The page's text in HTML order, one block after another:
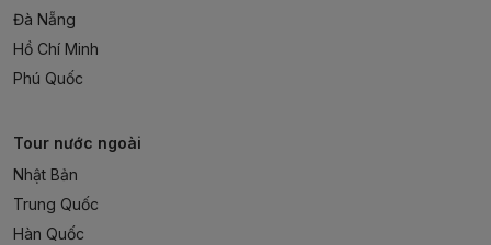
Đà Nẵng
Hồ Chí Minh
Phú Quốc
Tour nước ngoài
Nhật Bản
Trung Quốc
Hàn Quốc